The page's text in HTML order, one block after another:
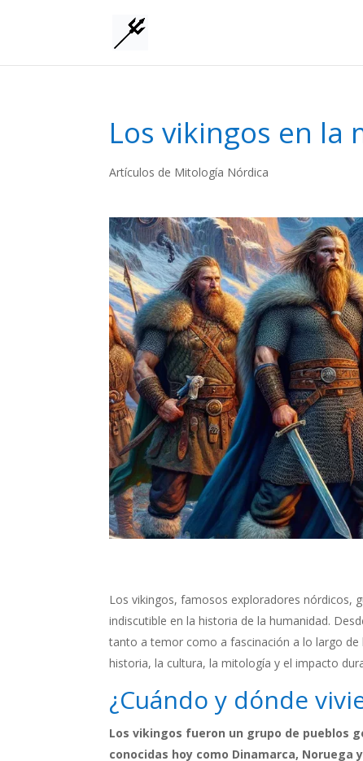
Los vikingos en la
Artículos de Mitología Nórdica
Los vikingos, famosos exploradores nórdicos,
indiscutible en la historia de la humanidad.
tanto a temor como a fascinación a lo largo
historia, la cultura, la mitología y el impacto
¿Cuándo y dónde
Los vikingos fueron un grupo de pueblos
conocidas hoy como Dinamarca, Noruega